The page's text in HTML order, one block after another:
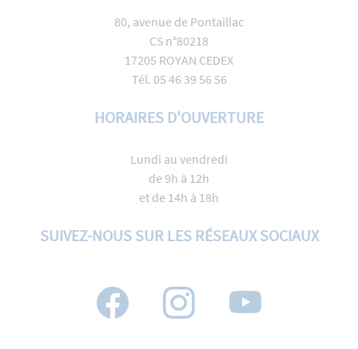
80, avenue de Pontaillac
CS n°80218
17205 ROYAN CEDEX
Tél. 05 46 39 56 56
HORAIRES D'OUVERTURE
Lundi au vendredi
de 9h à 12h
et de 14h à 18h
SUIVEZ-NOUS SUR LES RÉSEAUX SOCIAUX